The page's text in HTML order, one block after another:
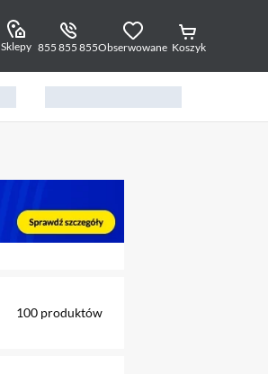
Sklepy 855 855 855Obserwowane Koszyk
100 produktów